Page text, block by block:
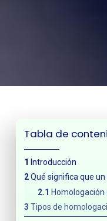
Tabla de
Introducción
Qué significa que
Homologación
Tipos de